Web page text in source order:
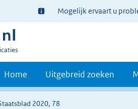
Ter
informatie:
Mogelijk ervaart u
Home Uitgebreid zoeken
2020, 78